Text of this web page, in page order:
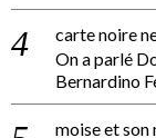
carte noire
On a parlé
Bernardino
moise et son